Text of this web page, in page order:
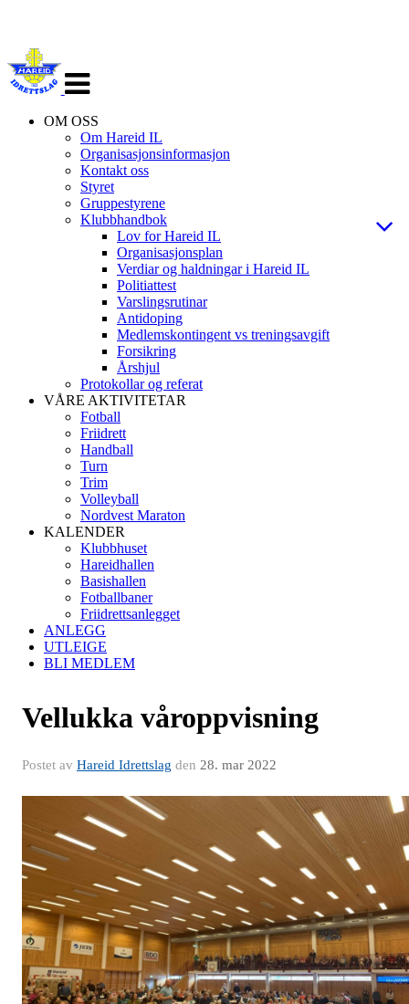
navigasjon
OM OSS
Om Hareid IL
Organisasjonsinformasjon
Kontakt oss
Styret
Gruppestyrene
Klubbhandbok
Lov for Hareid IL
Organisasjonsplan
Verdiar og haldningar i Hareid IL
Politiattest
Varslingsrutinar
Antidoping
Medlemskontingent vs treningsavgift
Forsikring
Årshjul
Protokollar og referat
VÅRE AKTIVITETAR
Fotball
Friidrett
Handball
Turn
Trim
Volleyball
Nordvest Maraton
KALENDER
Klubbhuset
Hareidhallen
Basishallen
Fotballbaner
Friidrettsanlegget
ANLEGG
UTLEIGE
BLI MEDLEM
Vellukka våroppvisning
Postet av Hareid Idrettslag den 28. mar 2022